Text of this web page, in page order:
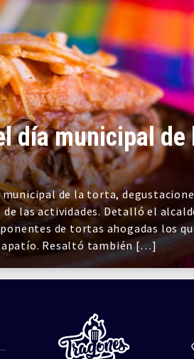
día municipal de
de la torta,
las actividades. Detalló el
de tortas ahogadas los
Resaltó también […]